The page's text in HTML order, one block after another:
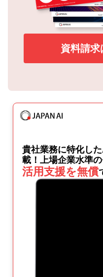
資料請求
貴社業務に特化し
載！
上場企業水準
活用支援を無償